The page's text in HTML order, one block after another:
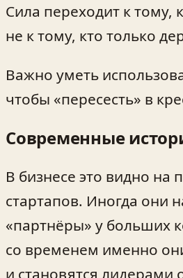
Сила переходит к тому,
не к тому, кто только
Важно уметь
чтобы «пересесть» в
Современные
В бизнесе это видно на
стартапов. Иногда они
«партнёры» у больших
со временем именно
и становятся лидерами